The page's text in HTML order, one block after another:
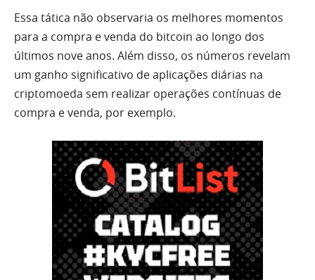
Essa tática não observaria os melhores momentos
para a compra e venda do bitcoin ao longo dos
últimos nove anos. Além disso, os números revelam
um ganho significativo de aplicações diárias na
criptomoeda sem realizar operações contínuas de
compra e venda, por exemplo.